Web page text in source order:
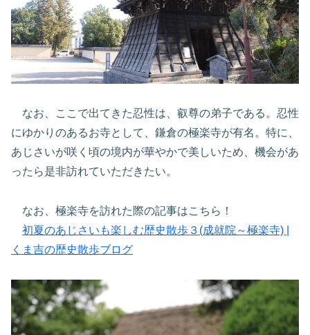
なお、ここで出てきた忍性は、叡尊の弟子である。忍性
にゆかりのあるお寺として、鎌倉の極楽寺が有名。特に、
あじさいが咲く頃の境内が華やかで美しいため、機会があ
ったら是非訪れていただきたい。
なお、極楽寺を訪れた際の記事はこちら！
初夏のあじさいも楽しむ歴史散歩３(成就院～極楽寺) |
くま吉の歴史散歩ブログ